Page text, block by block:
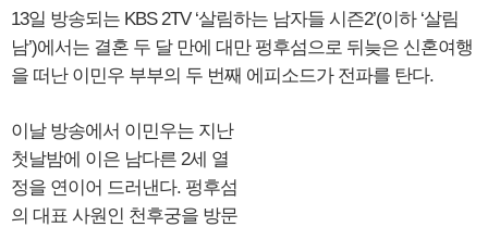
13일 방송되는 KBS 2TV ‘살림하는 남자들 시즌2’(이하 ‘살림
남’)에서는 결혼 두 달 만에 대만 펑후섬으로 뒤늦은 신혼여행
을 떠난 이민우 부부의 두 번째 에피소드가 전파를 탄다.
이날 방송에서 이민우는 지난
첫날밤에 이은 남다른 2세 열
정을 연이어 드러낸다. 펑후섬
의 대표 사원인 천후궁을 방문